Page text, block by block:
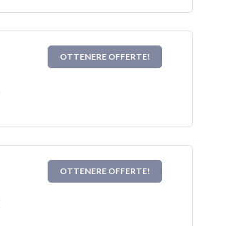
OTTENERE OFFERTE!
OTTENERE OFFERTE!